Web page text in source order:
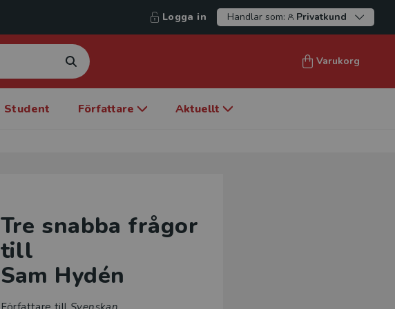
Logga in Handlar som: Privatkund
Varukorg
Student Författare Aktuellt
Tre snabba frågor
till
Sam Hydén